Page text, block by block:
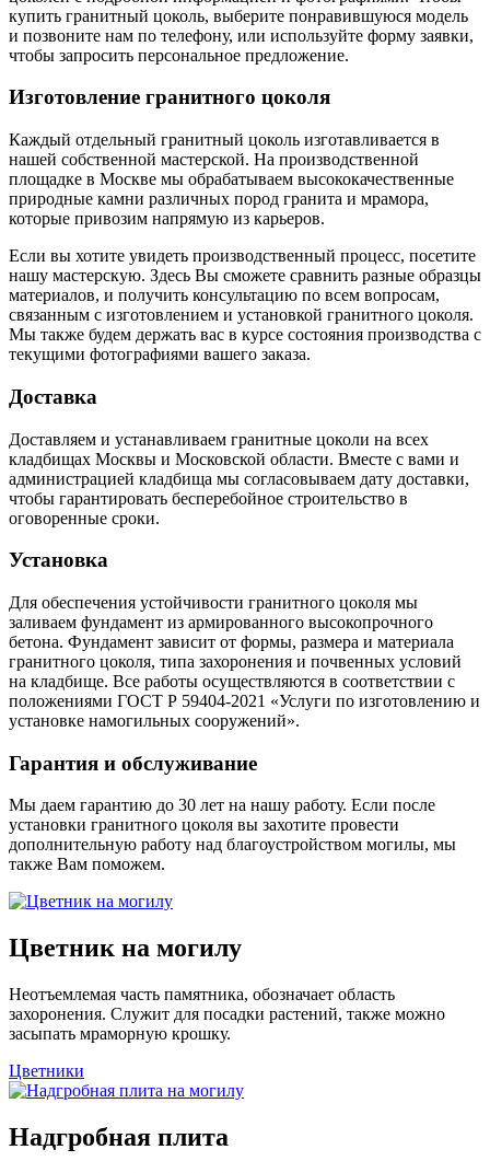
купить гранитный цоколь, выберите понравившуюся модель
и позвоните нам по телефону, или используйте форму заявки,
чтобы запросить персональное предложение.
Изготовление гранитного цоколя
Каждый отдельный гранитный цоколь изготавливается в
нашей собственной мастерской. На производственной
площадке в Москве мы обрабатываем высококачественные
природные камни различных пород гранита и мрамора,
которые привозим напрямую из карьеров.
Если вы хотите увидеть производственный процесс, посетите
нашу мастерскую. Здесь Вы сможете сравнить разные образцы
материалов, и получить консультацию по всем вопросам,
связанным с изготовлением и установкой гранитного цоколя.
Мы также будем держать вас в курсе состояния производства с
текущими фотографиями вашего заказа.
Доставка
Доставляем и устанавливаем гранитные цоколи на всех
кладбищах Москвы и Московской области. Вместе с вами и
администрацией кладбища мы согласовываем дату доставки,
чтобы гарантировать бесперебойное строительство в
оговоренные сроки.
Установка
Для обеспечения устойчивости гранитного цоколя мы
заливаем фундамент из армированного высокопрочного
бетона. Фундамент зависит от формы, размера и материала
гранитного цоколя, типа захоронения и почвенных условий
на кладбище. Все работы осуществляются в соответствии с
положениями ГОСТ Р 59404-2021 «Услуги по изготовлению и
установке намогильных сооружений».
Гарантия и обслуживание
Мы даем гарантию до 30 лет на нашу работу. Если после
установки гранитного цоколя вы захотите провести
дополнительную работу над благоустройством могилы, мы
также Вам поможем.
Цветник на могилу
Неотъемлемая часть памятника, обозначает область
захоронения. Служит для посадки растений, также можно
засыпать мраморную крошку.
Цветники
Надгробная плита